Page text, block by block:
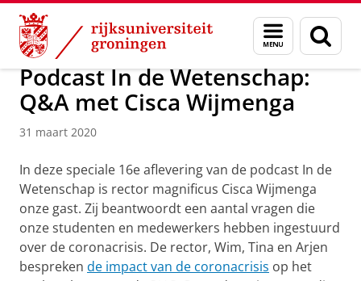
Skip
Content
Skip
Navigation
Menu
en
zoeken
Over ons Actueel Nieuws Nieuwsberichten
Podcast In de Wetenschap:
Q&A met Cisca Wijmenga
31 maart 2020
In deze speciale 16e aflevering van de podcast In de
Wetenschap is rector magnificus Cisca Wijmenga
onze gast. Zij beantwoordt een aantal vragen die
onze studenten en medewerkers hebben ingestuurd
over de coronacrisis. De rector, Wim, Tina en Arjen
bespreken de impact van de coronacrisis op het